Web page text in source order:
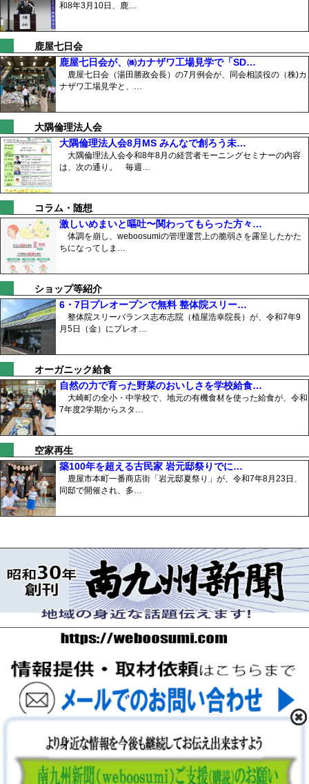
和8年3月10日、鹿…
鹿屋七日会
鹿屋七日会が、㈱カナザワ工場見学で「SD…
鹿屋七日会（湯田勝政会長）の7月例会が、同会相談役の（株)カ
ナザワ工場見学と、…
大隅倫理法人会
大隅倫理法人会8月MS みんなで創ろう未…
大隅倫理法人会令和8年8月の経営者モーニングセミナーの内容
は、次の通り。 毎週…
コラム・随想
激しいめまいと嘔吐〜関わってもらった方々…
体調を崩し、weboosumiの管理運営上の脆弱さを露呈したかた
ちになってしま…
ショップ等紹介
6・7日プレオープンで無料 整体院スリー…
整体院スリーバランス志布志院（植屋浩幸院長）が、令和7年9
月5日（金）にプレオ…
オーガニック給食
自然の力で育った野菜のおいしさを学校給食…
大崎町の全小・中学校で、地元の有機食材を使った給食が、令和
7年度2学期からスタ…
空家再生
築100年を超える古民家 岩元邸祭りでに…
鹿屋市本町一番商店街「岩元邸夏祭り」が、令和7年8月23日、
同邸で開催され、多…
〒893-0061 鹿児島県鹿屋市上谷町9-5-5 FAX 0994-42-
3547